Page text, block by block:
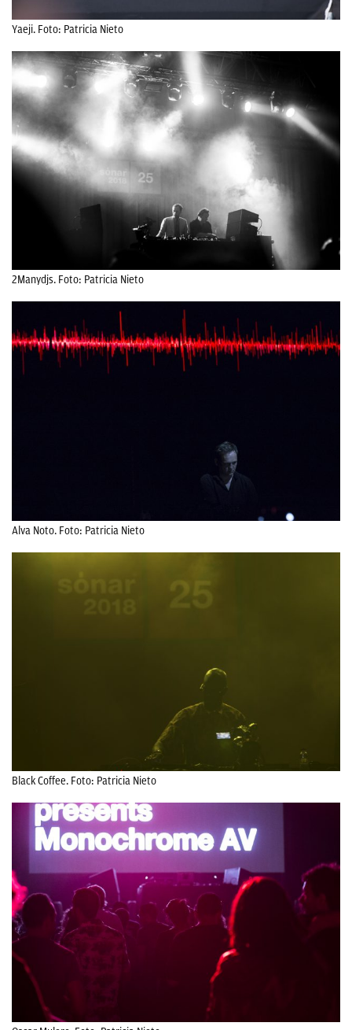
Yaeji. Foto: Patricia Nieto
2Manydjs. Foto: Patricia Nieto
Alva Noto. Foto: Patricia Nieto
Black Coffee. Foto: Patricia Nieto